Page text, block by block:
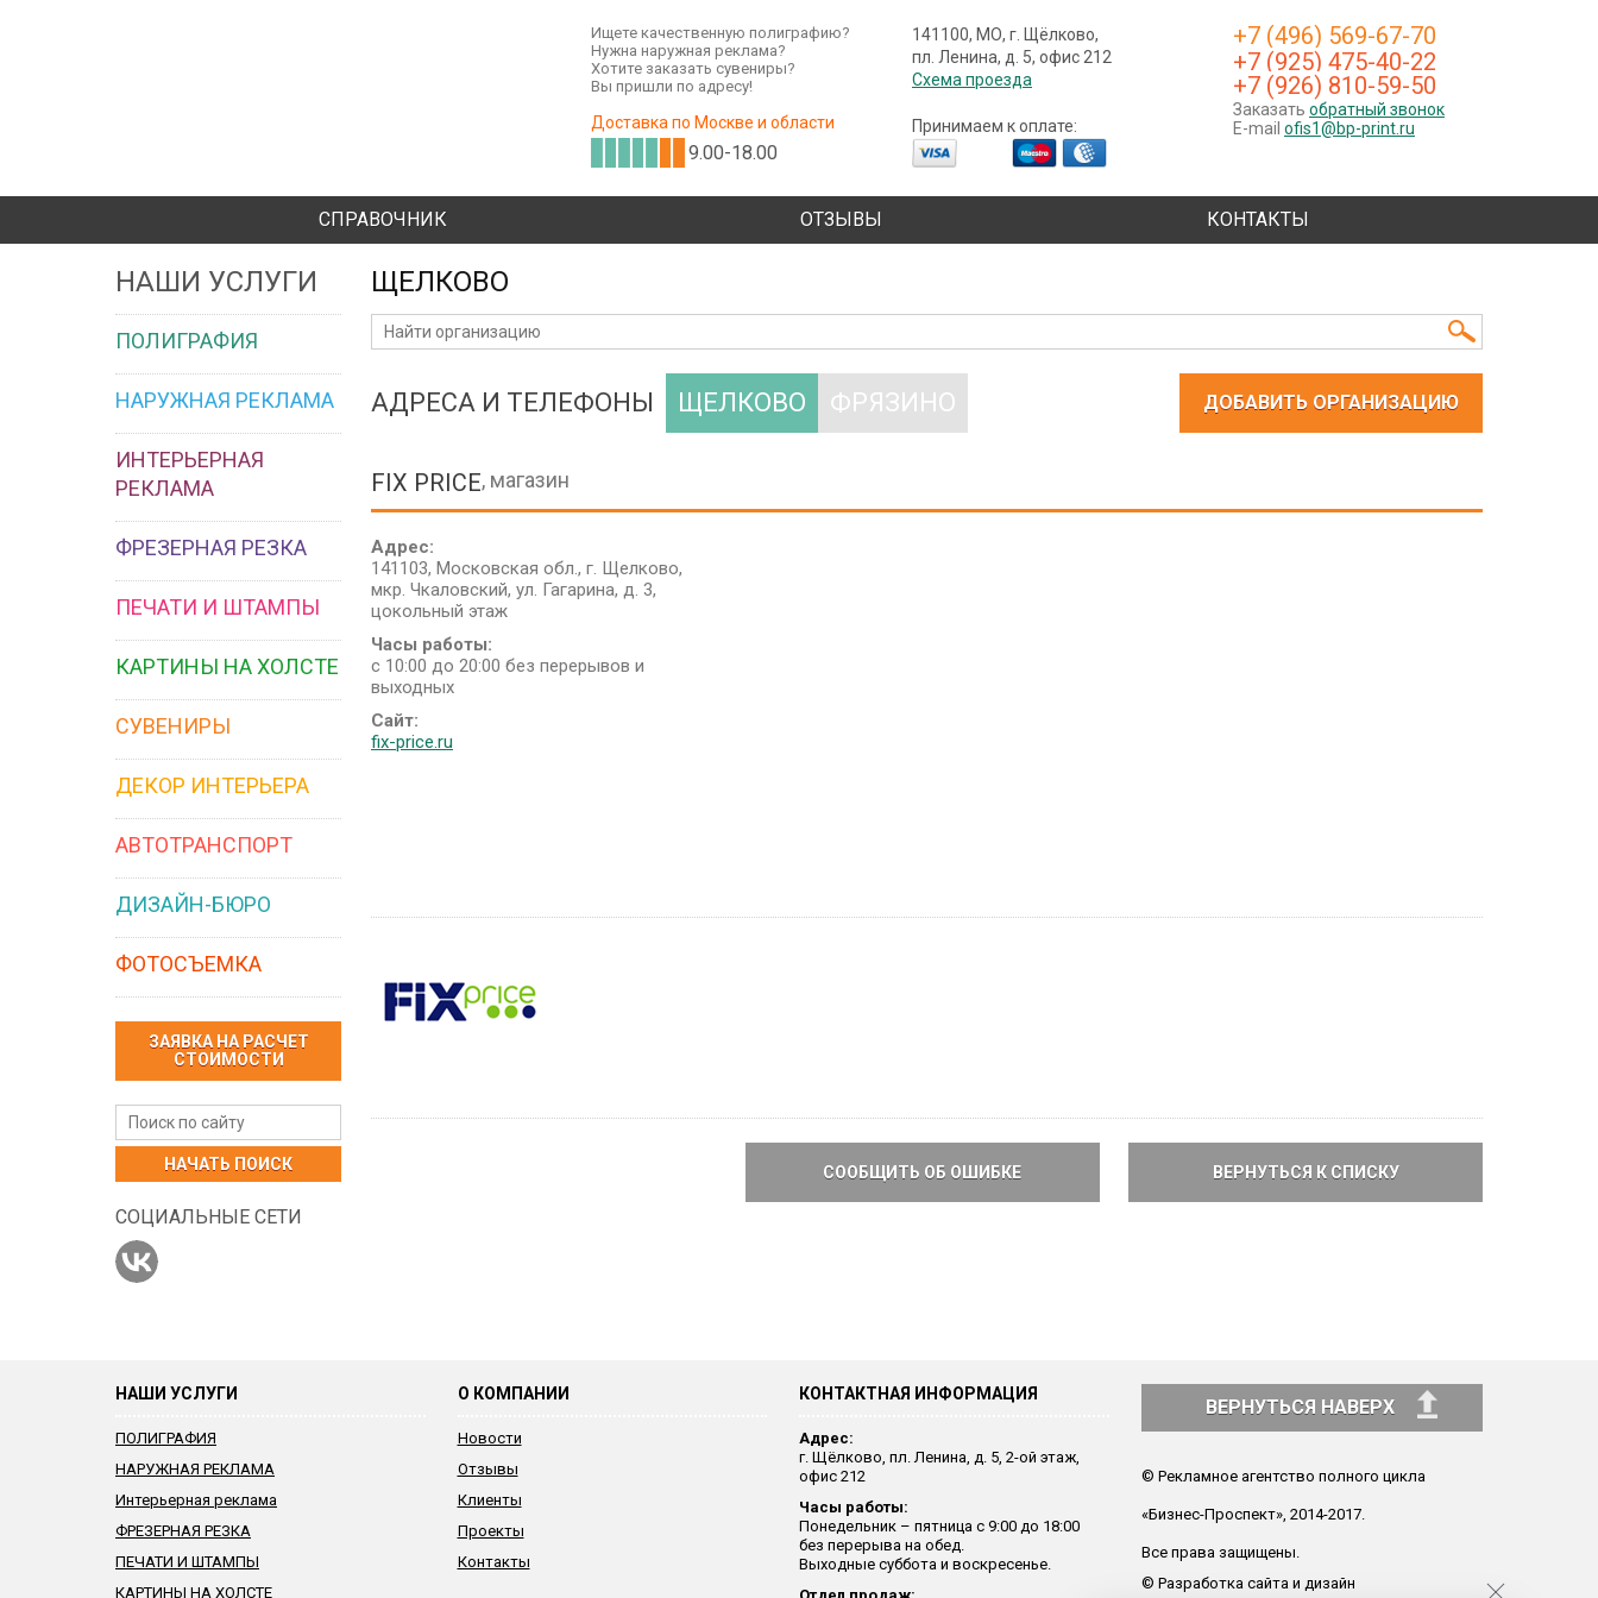
+7 (496) 569-67-70
+7 (925) 475-40-22
+7 (926) 810-59-50
Заказать обратный звонок
E-mail ofis1@bp-print.ru
141100, МО, г. Щёлково,
пл. Ленина, д. 5, офис 212
Схема проезда
Принимаем к оплате:
Ищете качественную полиграфию?
Нужна наружная реклама?
Хотите заказать сувениры?
Вы пришли по адресу!
Доставка по Москве и области
9.00-18.00
СПРАВОЧНИК ОТЗЫВЫ КОНТАКТЫ
НАШИ УСЛУГИ
ПОЛИГРАФИЯ
НАРУЖНАЯ РЕКЛАМА
ИНТЕРЬЕРНАЯ
РЕКЛАМА
ФРЕЗЕРНАЯ РЕЗКА
ПЕЧАТИ И ШТАМПЫ
КАРТИНЫ НА ХОЛСТЕ
СУВЕНИРЫ
ДЕКОР ИНТЕРЬЕРА
АВТОТРАНСПОРТ
ДИЗАЙН-БЮРО
ФОТОСЪЕМКА
ЗАЯВКА НА РАСЧЕТ
СТОИМОСТИ
НАЧАТЬ ПОИСК
СОЦИАЛЬНЫЕ СЕТИ
ЩЕЛКОВО
АДРЕСА И ТЕЛЕФОНЫ ЩЕЛКОВО ФРЯЗИНО ДОБАВИТЬ ОРГАНИЗАЦИЮ
FIX PRICE, магазин
Адрес:
141103, Московская обл., г. Щелково,
мкр. Чкаловский, ул. Гагарина, д. 3,
цокольный этаж
Часы работы:
с 10:00 до 20:00 без перерывов и
выходных
Сайт:
fix-price.ru
СООБЩИТЬ ОБ ОШИБКЕ ВЕРНУТЬСЯ К СПИСКУ
НАШИ УСЛУГИ
ПОЛИГРАФИЯ
НАРУЖНАЯ РЕКЛАМА
Интерьерная реклама
ФРЕЗЕРНАЯ РЕЗКА
ПЕЧАТИ И ШТАМПЫ
КАРТИНЫ НА ХОЛСТЕ
О КОМПАНИИ
Новости
Отзывы
Клиенты
Проекты
Контакты
КОНТАКТНАЯ ИНФОРМАЦИЯ
Адрес:
г. Щёлково, пл. Ленина, д. 5, 2-ой этаж,
офис 212
Часы работы:
Понедельник – пятница с 9:00 до 18:00
без перерыва на обед.
Выходные суббота и воскресенье.
ВЕРНУТЬСЯ НАВЕРХ
© Рекламное агентство полного цикла
«Бизнес-Проспект», 2014-2017.
Все права защищены.
© Разработка сайта и дизайн